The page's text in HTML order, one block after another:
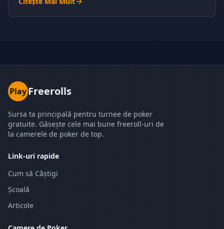
PlayFreerolls
Sursa ta principală pentru turnee de poker
gratuite. Găsește cele mai bune freeroll-uri de
la camerele de poker de top.
Link-uri rapide
Cum să Câștigi
Școală
Articole